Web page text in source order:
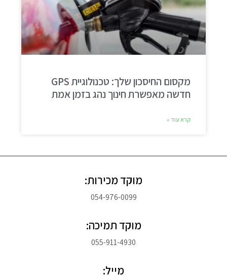
מקסום החיסכון שלך: טכנולוגיית GPS
חדשה מאפשרת חינוך נהג בזמן אמת
קרא עוד »
מוקד מכירות:
054-976-0099
מוקד תמיכה:
055-911-4930
מייל: